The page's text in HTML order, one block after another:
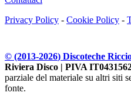
Privacy Policy - Cookie Policy -
© (2013-2026) Discoteche
Riviera Disco | PIVA
parziale del materiale su altri siti
fonte.